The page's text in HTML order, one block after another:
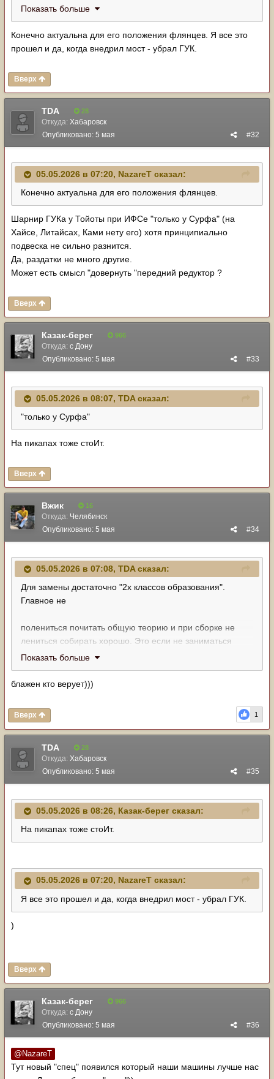
балансировкой )
ИМХО проблема вибрация несколько преувеличенна )
Хотя у меня рессоры и мост, возможно для ИФСа
проблема более актуальна.
Показать больше
Конечно актуальна для его положения флянцев. Я все это
прошел и да, когда внедрил мост - убрал ГУК.
Вверх
TDA 28
Откуда: Хабаровск
#32
Опубликовано: 5 мая
05.05.2026 в 07:20, NazareT сказал:
Конечно актуальна для его положения флянцев.
Шарнир ГУКа у Тойоты при ИФСе "только у Сурфа" (на
Хайсе, Литайсах, Ками нету его) хотя принципиально
подвеска не сильно разнится.
Да, раздатки не много другие.
Может есть смысл "довернуть "передний редуктор ?
Вверх
Казак-берег 966
Откуда: с Дону
#33
Опубликовано: 5 мая
05.05.2026 в 08:07, TDAсказал:
"только у Сурфа"
На пикапах тоже стоИт.
Вверх
Вжик 16
Откуда: Челябинск
#34
Опубликовано: 5 мая
05.05.2026 в 07:08, TDAсказал:
Для замены достаточно "2х классов образования".
Главное не
полениться почитать общую теорию и при сборке не
лениться собирать хорошо. Это если не заниматься
балансировкой )
ИМХО проблема вибрация несколько преувеличенна )
Хотя у меня рессоры и мост, возможно для ИФСа
Показать больше
блажен кто верует)))
1
Вверх
TDA 28
Откуда: Хабаровск
#35
Опубликовано: 5 мая
05.05.2026 в 08:26, Казак-берег сказал:
На пикапах тоже стоИт.
05.05.2026 в 07:20, NazareT сказал:
Я все это прошел и да, когда внедрил мост - убрал ГУК.
)
Вверх
Казак-берег 966
Откуда: с Дону
#36
Опубликовано: 5 мая
@NazareT
Тут новый "спец" появился который наши машины лучше нас